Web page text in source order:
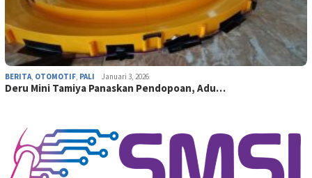
BERITA, OTOMOTIF, PALI Januari 3, 2026
Deru Mini Tamiya Panaskan Pendopoan, Adu…